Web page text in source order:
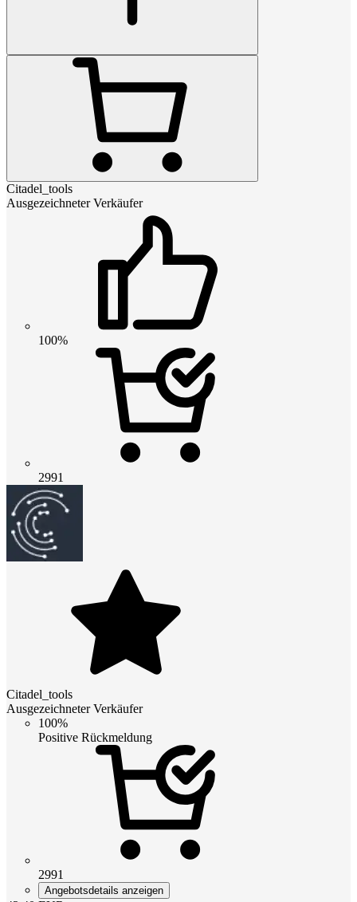
Citadel_tools
Ausgezeichneter Verkäufer
100%
2991
Citadel_tools
Ausgezeichneter Verkäufer
100%
Positive Rückmeldung
2991
Angebotsdetails anzeigen